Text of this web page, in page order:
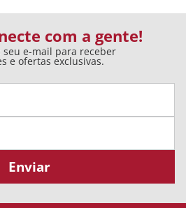
com a gente!
seu e-mail para receber
e ofertas exclusivas.
Enviar